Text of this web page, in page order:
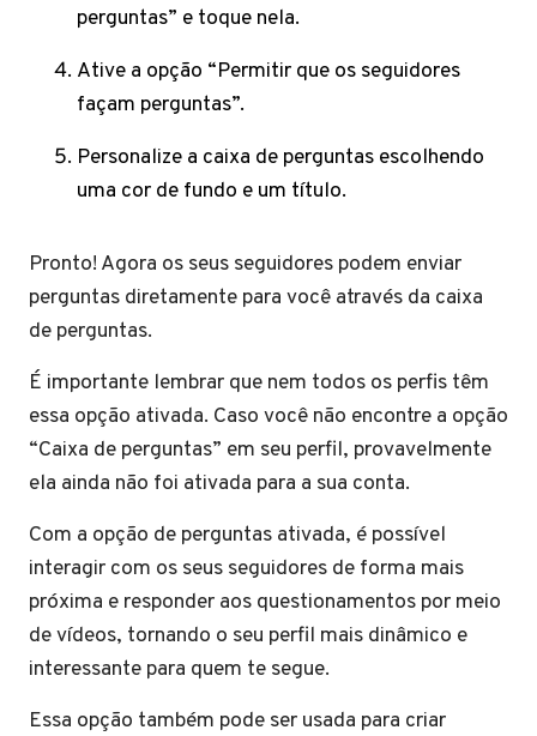
perguntas” e toque nela.
Ative a opção “Permitir que os seguidores
façam perguntas”.
Personalize a caixa de perguntas escolhendo
uma cor de fundo e um título.
Pronto! Agora os seus seguidores podem enviar
perguntas diretamente para você através da caixa
de perguntas.
É importante lembrar que nem todos os perfis têm
essa opção ativada. Caso você não encontre a opção
“Caixa de perguntas” em seu perfil, provavelmente
ela ainda não foi ativada para a sua conta.
Com a opção de perguntas ativada, é possível
interagir com os seus seguidores de forma mais
próxima e responder aos questionamentos por meio
de vídeos, tornando o seu perfil mais dinâmico e
interessante para quem te segue.
Essa opção também pode ser usada para criar